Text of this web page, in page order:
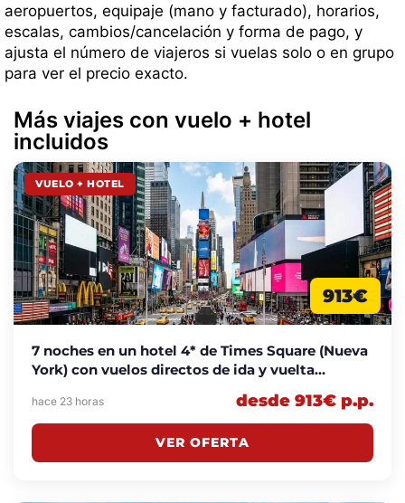
aeropuertos, equipaje (mano y facturado), horarios,
escalas, cambios/cancelación y forma de pago, y
ajusta el número de viajeros si vuelas solo o en grupo
para ver el precio exacto.
Más viajes con vuelo + hotel
incluidos
VUELO + HOTEL
913€
7 noches en un hotel 4* de Times Square (Nueva
York) con vuelos directos de ida y vuelta
hace 23 horas desde 913€ p.p.
VER OFERTA